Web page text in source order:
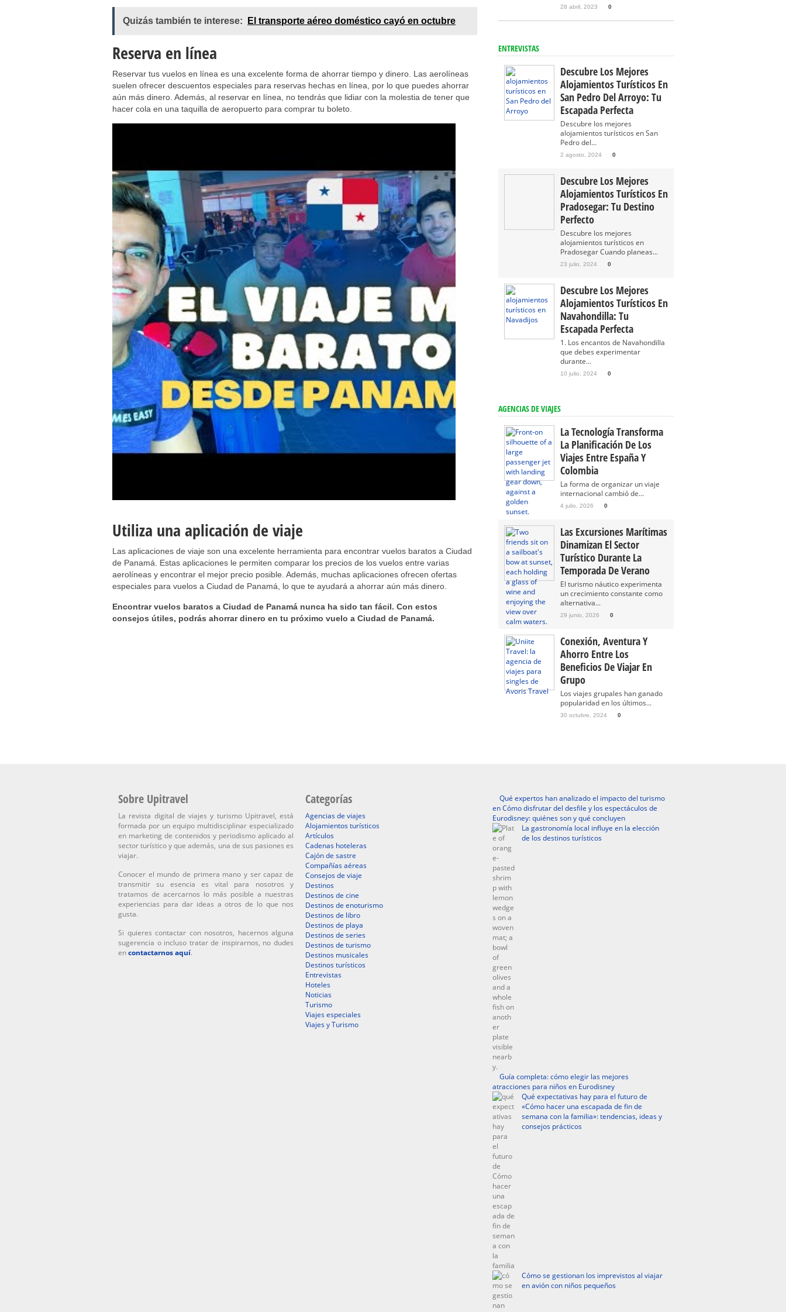
Quizás también te interese: El transporte aéreo doméstico cayó en octubre
Reserva en línea
Reservar tus vuelos en línea es una excelente forma de ahorrar tiempo y dinero. Las aerolíneas
suelen ofrecer descuentos especiales para reservas hechas en línea, por lo que puedes ahorrar
aún más dinero. Además, al reservar en línea, no tendrás que lidiar con la molestia de tener que
hacer cola en una taquilla de aeropuerto para comprar tu boleto.
Utiliza una aplicación de viaje
Las aplicaciones de viaje son una excelente herramienta para encontrar vuelos baratos a Ciudad
de Panamá. Estas aplicaciones le permiten comparar los precios de los vuelos entre varias
aerolíneas y encontrar el mejor precio posible. Además, muchas aplicaciones ofrecen ofertas
especiales para vuelos a Ciudad de Panamá, lo que te ayudará a ahorrar aún más dinero.
Encontrar vuelos baratos a Ciudad de Panamá nunca ha sido tan fácil. Con estos
consejos útiles, podrás ahorrar dinero en tu próximo vuelo a Ciudad de Panamá.
28 abril, 2023 0
ENTREVISTAS
Descubre Los Mejores
Alojamientos Turísticos En
San Pedro Del Arroyo: Tu
Escapada Perfecta
Descubre los mejores
alojamientos turísticos en San
Pedro del...
2 agosto, 2024 0
Descubre Los Mejores
Alojamientos Turísticos En
Pradosegar: Tu Destino
Perfecto
Descubre los mejores
alojamientos turísticos en
Pradosegar Cuando planeas...
23 julio, 2024 0
Descubre Los Mejores
Alojamientos Turísticos En
Navahondilla: Tu
Escapada Perfecta
1. Los encantos de Navahondilla
que debes experimentar
durante...
10 julio, 2024 0
AGENCIAS DE VIAJES
La Tecnología Transforma
La Planificación De Los
Viajes Entre España Y
Colombia
La forma de organizar un viaje
internacional cambió de...
4 julio, 2026 0
Las Excursiones Marítimas
Dinamizan El Sector
Turístico Durante La
Temporada De Verano
El turismo náutico experimenta
un crecimiento constante como
alternativa...
29 junio, 2026 0
Conexión, Aventura Y
Ahorro Entre Los
Beneficios De Viajar En
Grupo
Los viajes grupales han ganado
popularidad en los últimos...
30 octubre, 2024 0
Sobre Upitravel
La revista digital de viajes y turismo Upitravel, está
formada por un equipo multidisciplinar especializado
en marketing de contenidos y periodismo aplicado al
sector turístico y que además, una de sus pasiones es
viajar.
Conocer el mundo de primera mano y ser capaz de
transmitir su esencia es vital para nosotros y
tratamos de acercarnos lo más posible a nuestras
experiencias para dar ideas a otros de lo que nos
gusta.
Si quieres contactar con nosotros, hacernos alguna
sugerencia o incluso tratar de inspirarnos, no dudes
encontactarnos aquí.
Categorías
Agencias de viajes
Alojamientos turísticos
Artículos
Cadenas hoteleras
Cajón de sastre
Compañías aéreas
Consejos de viaje
Destinos
Destinos de cine
Destinos de enoturismo
Destinos de libro
Destinos de playa
Destinos de series
Destinos de turismo
Destinos musicales
Destinos turísticos
Entrevistas
Hoteles
Noticias
Turismo
Viajes especiales
Viajes y Turismo
Qué expertos han analizado el impacto del turismo
en Cómo disfrutar del desfile y los espectáculos de
Eurodisney: quiénes son y qué concluyen
La gastronomía local influye en la elección
de los destinos turísticos
Guía completa: cómo elegir las mejores
atracciones para niños en Eurodisney
Qué expectativas hay para el futuro de
«Cómo hacer una escapada de fin de
semana con la familia»: tendencias, ideas y
consejos prácticos
Cómo se gestionan los imprevistos al viajar
en avión con niños pequeños